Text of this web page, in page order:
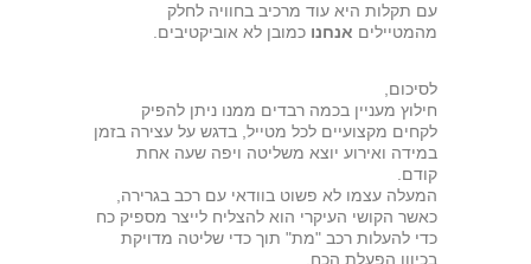
עם תקלות היא עוד מרכיב בחוויה לחלק
מהמטיילים אנחנו כמובן לא אוביקטיבים.
לסיכום,
חילוץ מעניין בכמה רבדים ממנו ניתן להפיק
לקחים מקצועיים לכל מטייל, בדגש על עצירה בזמן
במידה ואירוע יוצא משליטה ויפה שעה אחת
קודם.
המעלה עצמו לא פשוט בוודאי עם רכב בגרירה,
כאשר הקושי העיקרי הוא להצליח לייצר מספיק כח
כדי להעלות רכב "מת" תוך כדי שליטה מדויקת
בכיוון הפעלת הכח,